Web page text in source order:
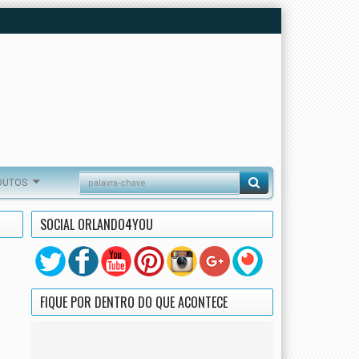
SOCIAL ORLANDO4YOU
FIQUE POR DENTRO DO QUE ACONTECE